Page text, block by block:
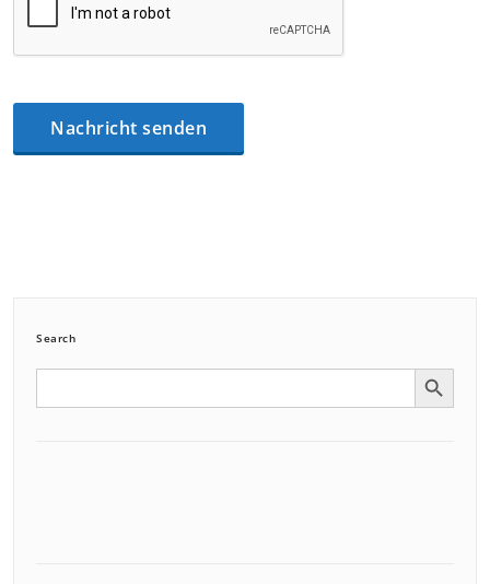
Search
Search Search Button